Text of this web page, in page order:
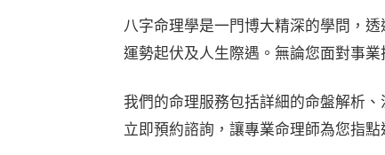
八字命理學是一門博大精深的學問，
運勢起伏及人生際遇。無論您面對事
我們的命理服務包括詳細的命盤解析
立即預約諮詢，讓專業命理師為您指點